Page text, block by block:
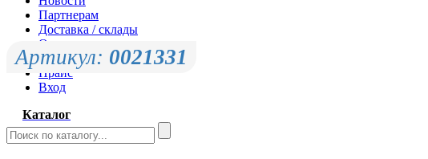
Партнерам
Доставка / склады
Оплата
Контакты
Прайс
Вход
Каталог
Артикул: 0021331